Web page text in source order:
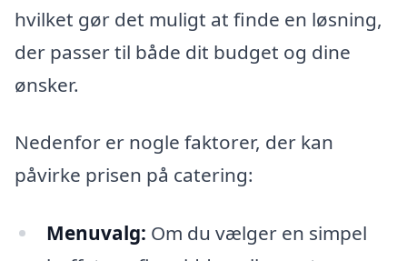
hvilket gør det muligt at finde en løsning,
der passer til både dit budget og dine
ønsker.
Nedenfor er nogle faktorer, der kan
påvirke prisen på catering:
Menuvalg: Om du vælger en simpel